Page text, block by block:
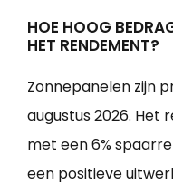
HOE HOOG
HET RENDEMENT?
Zonnepanelen zijn
augustus 2026. Het
met een 6%
een positieve